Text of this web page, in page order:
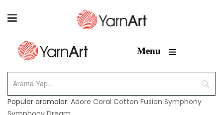
Menu ≡
Popüler aramalar: Adore Coral Cotton Fusion Symphony